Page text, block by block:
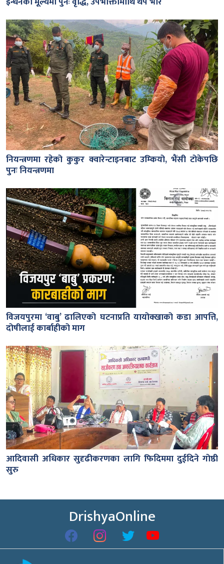
नियन्त्रणमा रहेको कुकुर क्वारेन्टाइनबाट उम्कियो, भैंसी टोकेपछि
पुनः नियन्त्रणमा
विजयपुरमा ‘वाबु’ ढालिएको घटनाप्रति यायोक्खाको कडा आपत्ति,
दोषीलाई कार्बाहीको माग
आदिवासी अधिकार सुदृढीकरणका लागि फिदिममा दुईदिने गोष्ठी
सुरु
DrishyaOnline